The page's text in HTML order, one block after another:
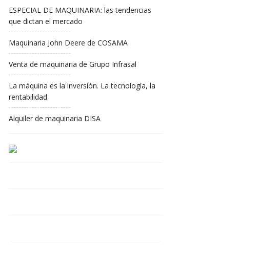
ESPECIAL DE MAQUINARIA: las tendencias
que dictan el mercado
Maquinaria John Deere de COSAMA
Venta de maquinaria de Grupo Infrasal
La máquina es la inversión. La tecnología, la
rentabilidad
Alquiler de maquinaria DISA